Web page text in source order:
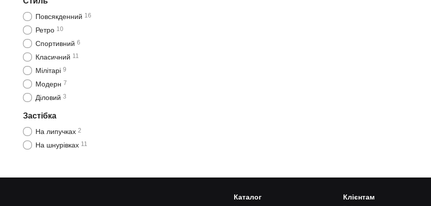
Повсякденний 16
Ретро 10
Спортивний 6
Класичний 11
Мілітарі 9
Модерн 7
Діловий 3
Застібка
На липучках 2
На шнурівках 11
Каталог Клієнтам